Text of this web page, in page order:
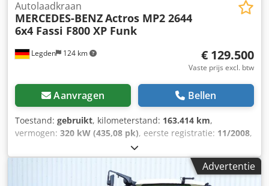
Legden 124 km
Autolaadkraan
MERCEDES-BENZActros MP2 2644
6x4 Fassi F800 XP Funk
€ 129.500
Vaste prijs excl. btw
Aanvragen Bellen
Toestand: gebruikt, kilometerstand: 163.414 km,
vermogen: 320 kW (435,08 pk), eerste registratie: 11/2008,
, totaalgewicht:
asconfiguratie:3 assen, remmen:retarder, kleur:rood,
halfautomatisch , emissieklasse: Euro
2.550 mm, totale hoogte:4.000 mm
Advertentie